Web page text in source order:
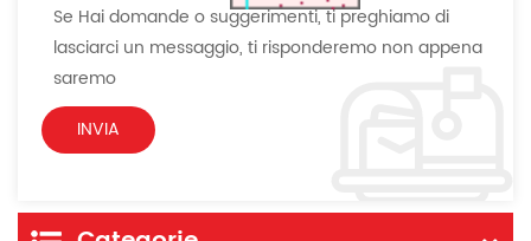
Se Hai domande o suggerimenti, ti preghiamo di
lasciarci un messaggio, ti risponderemo non appena
saremo